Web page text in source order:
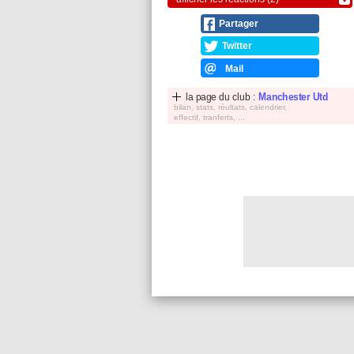
Partager
Twitter
Mail
la page du club : Manchester Utd
bilan, stats, réultats, calendrier,
effectif, tranferts, ...